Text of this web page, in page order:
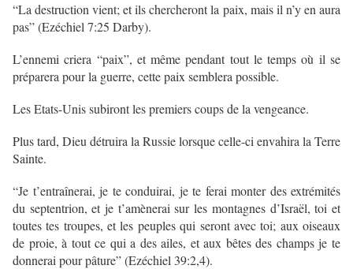
“La destruction vient; et ils chercheront la paix, mais il n’y en aura
pas” (Ezéchiel 7:25 Darby).
L’ennemi criera “paix”, et même pendant tout le temps où il se
préparera pour la guerre, cette paix semblera possible.
Les Etats-Unis subiront les premiers coups de la vengeance.
Plus tard, Dieu détruira la Russie lorsque celle-ci envahira la Terre
Sainte.
“Je t’entraînerai, je te conduirai, je te ferai monter des extrémités
du septentrion, et je t’amènerai sur les montagnes d’Israël, toi et
toutes tes troupes, et les peuples qui seront avec toi; aux oiseaux
de proie, à tout ce qui a des ailes, et aux bêtes des champs je te
donnerai pour pâture” (Ezéchiel 39:2,4).